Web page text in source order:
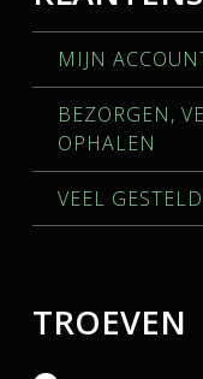
MIJN
BEZORGEN,
OPHALEN
VEEL
TROEVEN